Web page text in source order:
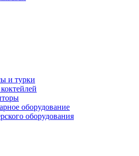
и турки
оборудование
оборудования